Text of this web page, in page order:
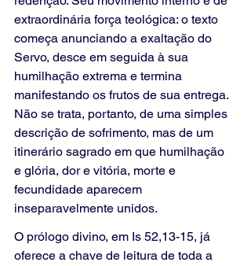
extraordinária força teológica: o texto
começa anunciando a exaltação do
Servo, desce em seguida à sua
humilhação extrema e termina
manifestando os frutos de sua entrega.
Não se trata, portanto, de uma simples
descrição de sofrimento, mas de um
itinerário sagrado em que humilhação
e glória, dor e vitória, morte e
fecundidade aparecem
inseparavelmente unidos.
O prólogo divino, em Is 52,13-15, já
oferece a chave de leitura de toda a